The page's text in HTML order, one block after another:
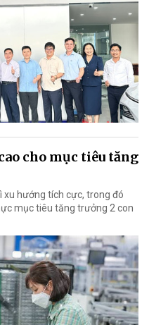
cho mục tiêu tăng
xu hướng tích cực, trong đó
mục tiêu tăng trưởng 2 con